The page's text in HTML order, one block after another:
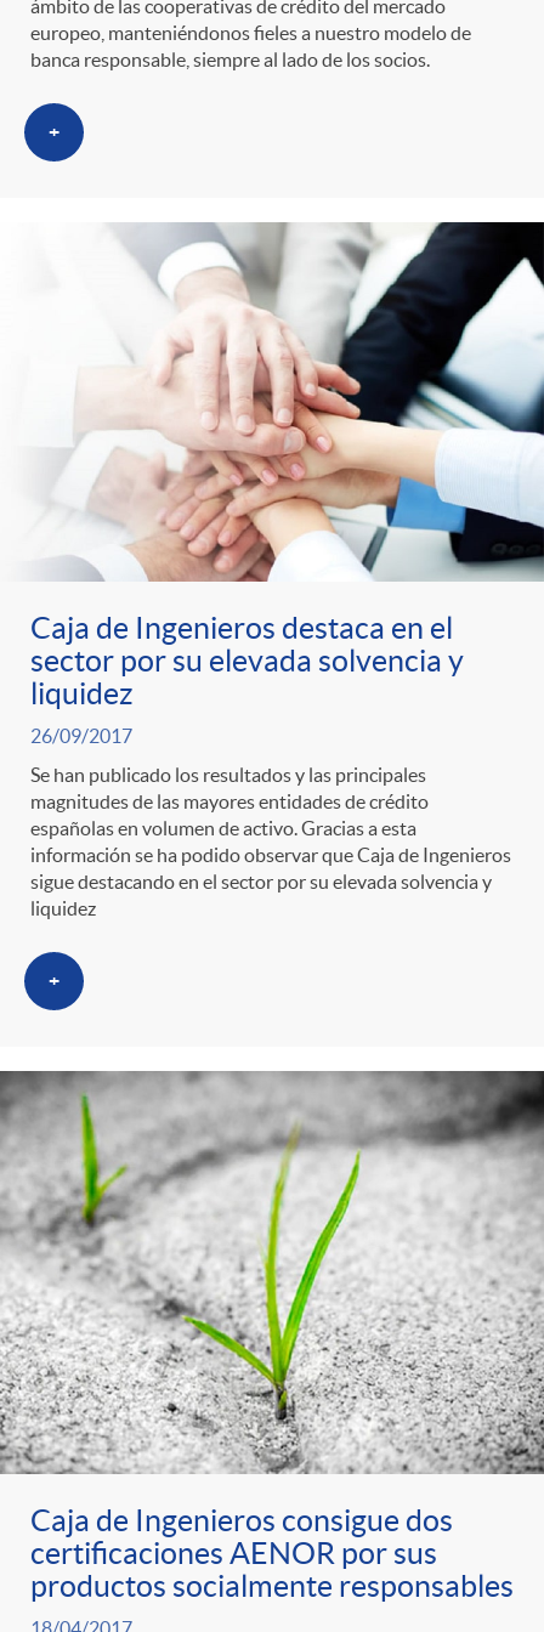
r
o
o
r
i
a
s
i
d
ámbito de las cooperativas de crédito del mercado
europeo, manteniéndonos fieles a nuestro modelo de
banca responsable, siempre al lado de los socios.
+
Caja de Ingenieros destaca en el
sector por su elevada solvencia y
liquidez
26/09/2017
Se han publicado los resultados y las principales
magnitudes de las mayores entidades de crédito
españolas en volumen de activo. Gracias a esta
información se ha podido observar que Caja de Ingenieros
sigue destacando en el sector por su elevada solvencia y
liquidez
+
Caja de Ingenieros consigue dos
certificaciones AENOR por sus
productos socialmente responsables